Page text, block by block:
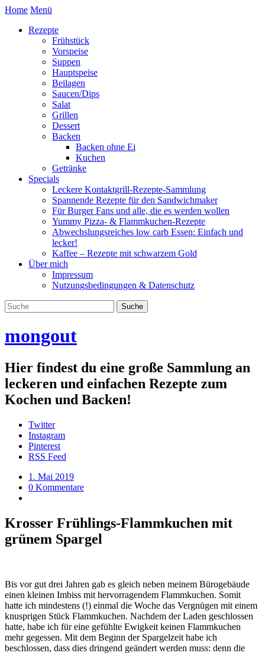
Home Menü
Rezepte
Frühstück
Vorspeise
Suppen
Hauptspeise
Beilagen
Saucen/Dips
Salat
Grillen
Dessert
Backen
Backen ohne Ei
Kuchen
Getränke
Specials
Leckere Kontaktgrill-Rezepte-Sammlung
Spannende Rezepte für den Sandwichmaker
Für Burger Fans und alle, die es werden wollen
Yummy Pizza- & Flammkuchen-Rezepte
Abwechslungsreiches low carb Essen: Einfach und
lecker!
Kaffee – Rezepte mit schwarzem Gold
Über mich
Impressum
Nutzungsbedingungen & Datenschutz
mongout
Hier findest du eine große Sammlung an
leckeren und einfachen Rezepte zum
Kochen und Backen!
Twitter
Instagram
Pinterest
RSS Feed
1. Mai 2019
0 Kommentare
Krosser Frühlings-Flammkuchen mit
grünem Spargel
Bis vor gut drei Jahren gab es gleich neben meinem Bürogebäude
einen kleinen Imbiss mit hervorragendem Flammkuchen. Somit
hatte ich mindestens (!) einmal die Woche das Vergnügen mit einem
knusprigen Stück Flammkuchen. Nachdem der Laden geschlossen
hatte, habe ich für eine gefühlte Ewigkeit keinen Flammkuchen
mehr gegessen. Mit dem Beginn der Spargelzeit habe ich
beschlossen, dass dies dringend geändert werden muss: denn die